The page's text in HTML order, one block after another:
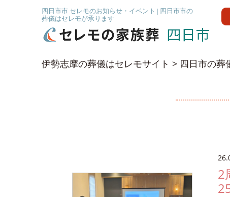
四日市市 セレモのお知らせ・イベント | 四日市市の
葬儀はセレモが承ります
伊勢志摩の葬儀はセレモサイト > 四日市の葬
2